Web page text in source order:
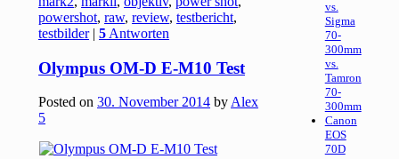
powershot,raw,review,testbericht,
testbilder |5 Antworten
Olympus OM-D E-M10 Test
Posted on30. November 2014 byAlex
5
vs.
Sigma
70-
300mm
vs.
Tamron
70-
300mm
Canon
EOS
70D